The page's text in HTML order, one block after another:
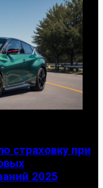
страховку при
2025